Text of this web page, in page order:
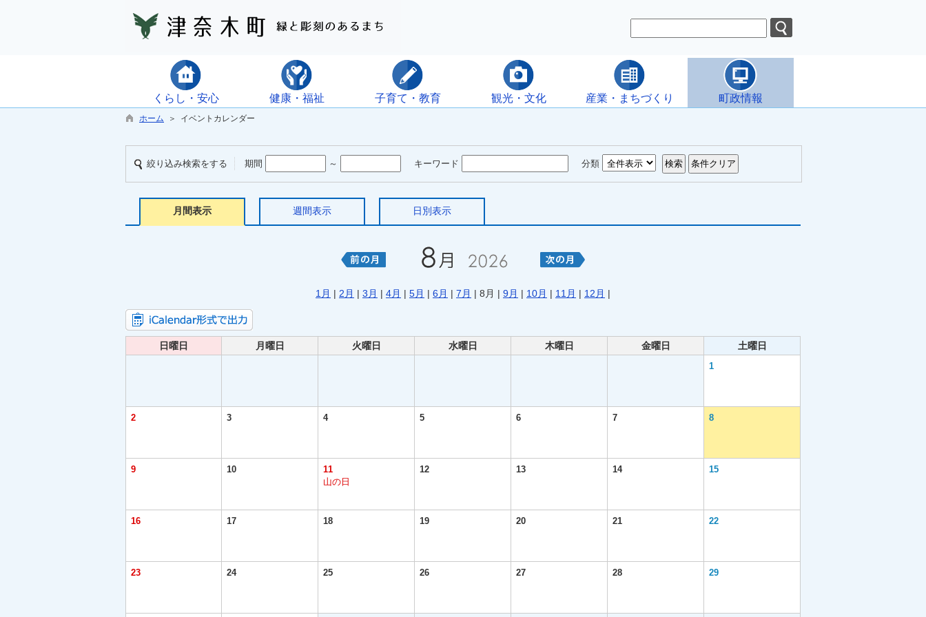
くらし・安心 健康・福祉 子育て・教育 観光・文化 産業・まちづくり 町政情報
ホーム ＞ イベントカレンダー
絞り込み検索をする 期間 ～ キーワード 分類
月間表示 週間表示 日別表示
1月 | 2月 | 3月 | 4月 | 5月 | 6月 | 7月 | 8月 | 9月 | 10月 | 11月 | 12月 |
日曜日 月曜日 火曜日 水曜日 木曜日 金曜日 土曜日
1
2 3 4 5 6 7 8
9 10
11
山の日
12 13 14 15
16 17 18 19 20 21 22
23 24 25 26 27 28 29